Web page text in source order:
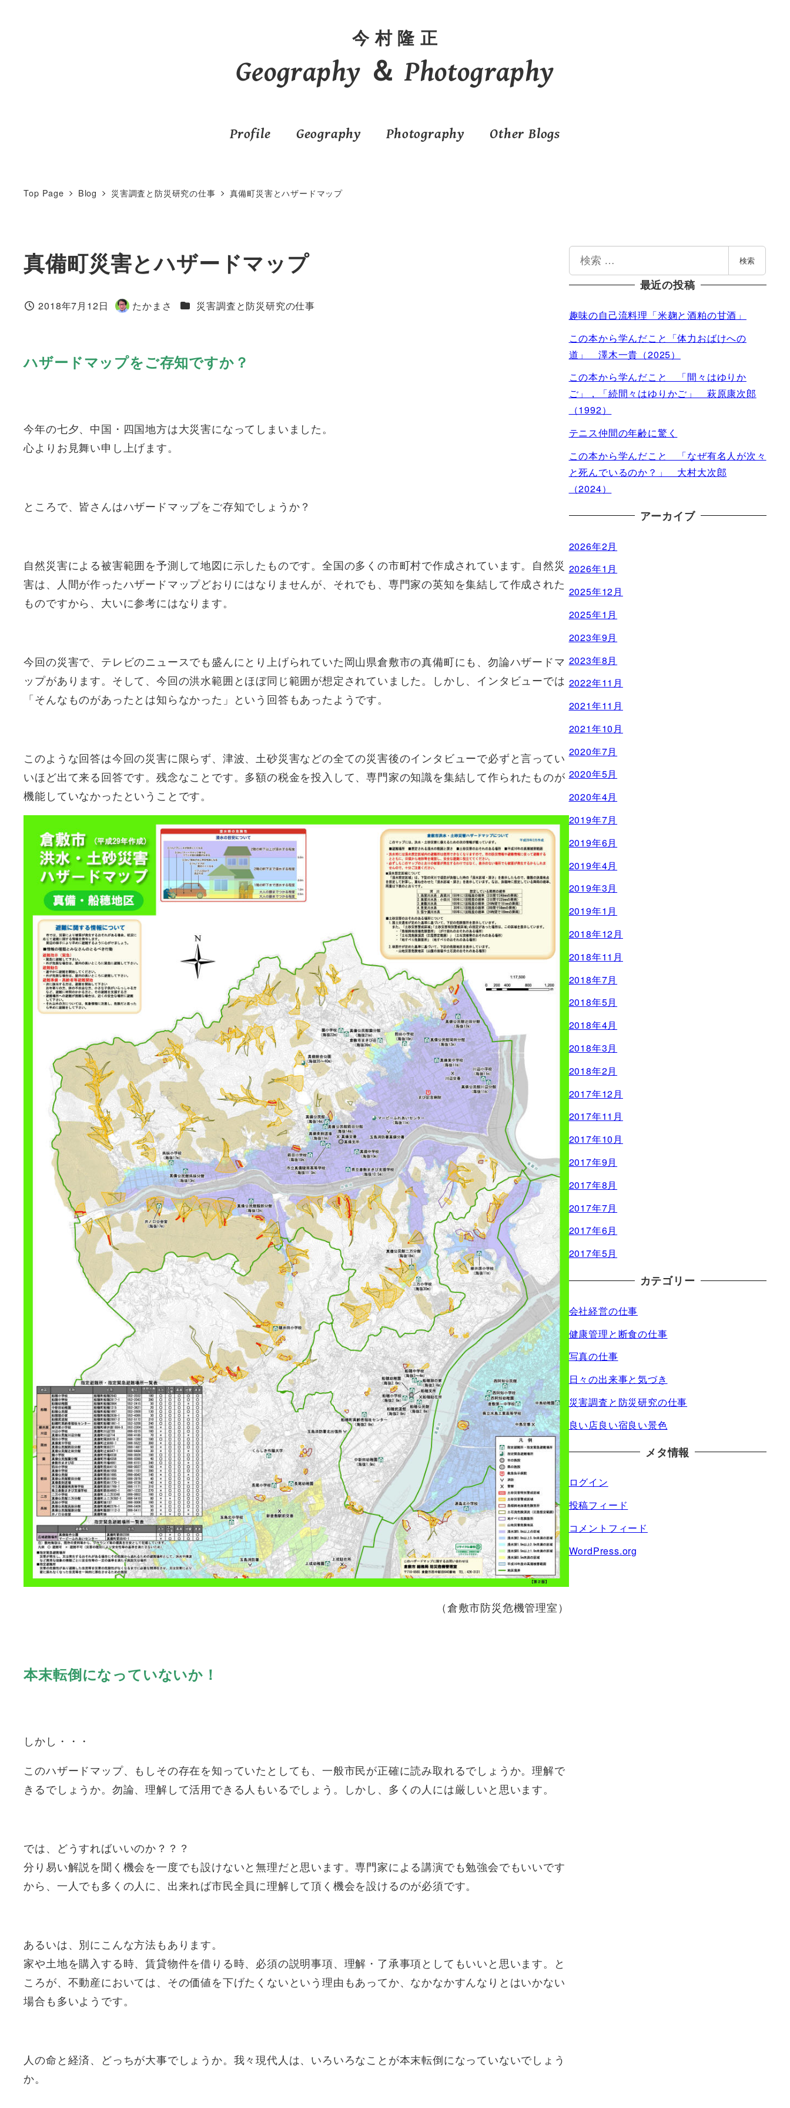
今 村 隆 正
Geography ＆ Photography
Profile Geography Photography Other Blogs
Top Page Blog 災害調査と防災研究の仕事 真備町災害とハザードマップ
真備町災害とハザードマップ
投稿日
2018年7月12日
著
たかまさ カテゴリー
災害調査と防災研究の仕事
ハザードマップをご存知ですか？
今年の七夕、中国・四国地方は大災害になってしまいました。
心よりお見舞い申し上げます。
ところで、皆さんはハザードマップをご存知でしょうか？
自然災害による被害範囲を予測して地図に示したものです。全国の多くの市町村で作成されています。自然災
害は、人間が作ったハザードマップどおりにはなりませんが、それでも、専門家の英知を集結して作成された
ものですから、大いに参考にはなります。
今回の災害で、テレビのニュースでも盛んにとり上げられていた岡山県倉敷市の真備町にも、勿論ハザードマ
ップがあります。そして、今回の洪水範囲とほぼ同じ範囲が想定されていました。しかし、インタビューでは
「そんなものがあったとは知らなかった」という回答もあったようです。
このような回答は今回の災害に限らず、津波、土砂災害などの全ての災害後のインタビューで必ずと言ってい
いほど出て来る回答です。残念なことです。多額の税金を投入して、専門家の知識を集結して作られたものが
機能していなかったということです。
（倉敷市防災危機管理室）
本末転倒になっていないか！
しかし・・・
このハザードマップ、もしその存在を知っていたとしても、一般市民が正確に読み取れるでしょうか。理解で
きるでしょうか。勿論、理解して活用できる人もいるでしょう。しかし、多くの人には厳しいと思います。
では、どうすればいいのか？？？
分り易い解説を聞く機会を一度でも設けないと無理だと思います。専門家による講演でも勉強会でもいいです
から、一人でも多くの人に、出来れば市民全員に理解して頂く機会を設けるのが必須です。
あるいは、別にこんな方法もあります。
家や土地を購入する時、賃貸物件を借りる時、必須の説明事項、理解・了承事項としてもいいと思います。と
ころが、不動産においては、その価値を下げたくないという理由もあってか、なかなかすんなりとはいかない
場合も多いようです。
人の命と経済、どっちが大事でしょうか。我々現代人は、いろいろなことが本末転倒になっていないでしょう
か。
索
検索
最近の投稿
趣味の自己流料理「米麹と酒粕の甘酒」
この本から学んだこと「体力おばけへの
道」 澤木一貴（2025）
この本から学んだこと 「間々はゆりか
ご」，「続間々はゆりかご」 萩原康次郎
（1992）
テニス仲間の年齢に驚く
この本から学んだこと 「なぜ有名人が次々
と死んでいるのか？」 大村大次郎
（2024）
アーカイブ
2026年2月
2026年1月
2025年12月
2025年1月
2023年9月
2023年8月
2022年11月
2021年11月
2021年10月
2020年7月
2020年5月
2020年4月
2019年7月
2019年6月
2019年4月
2019年3月
2019年1月
2018年12月
2018年11月
2018年7月
2018年5月
2018年4月
2018年3月
2018年2月
2017年12月
2017年11月
2017年10月
2017年9月
2017年8月
2017年7月
2017年6月
2017年5月
カテゴリー
会社経営の仕事
健康管理と断食の仕事
写真の仕事
日々の出来事と気づき
災害調査と防災研究の仕事
良い店良い宿良い景色
メタ情報
ログイン
投稿フィード
コメントフィード
WordPress.org